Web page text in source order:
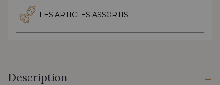
LES ARTICLES ASSORTIS
Description